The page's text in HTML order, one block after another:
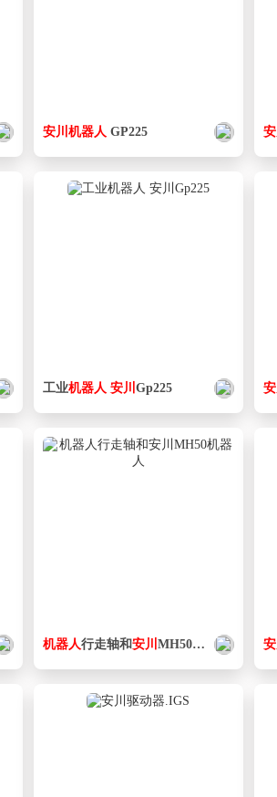
安川 机器人 GP225 安
工业机器人 安川 Gp225 安
机器人行走轴和安川 MH50机器人 安